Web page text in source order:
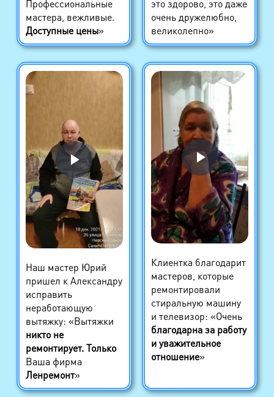
Профессиональные
мастера, вежливые.
Доступные цены»
это здорово, это даже
очень дружелюбно,
великолепно»
Наш мастер Юрий
пришел к Александру
исправить
неработающую
вытяжку: «Вытяжки
никто не
ремонтирует. Только
Ваша фирма
Ленремонт»
Клиентка благодарит
мастеров, которые
ремонтировали
стиральную машину
и телевизор: «Очень
благодарна за работу
и уважительное
отношение»